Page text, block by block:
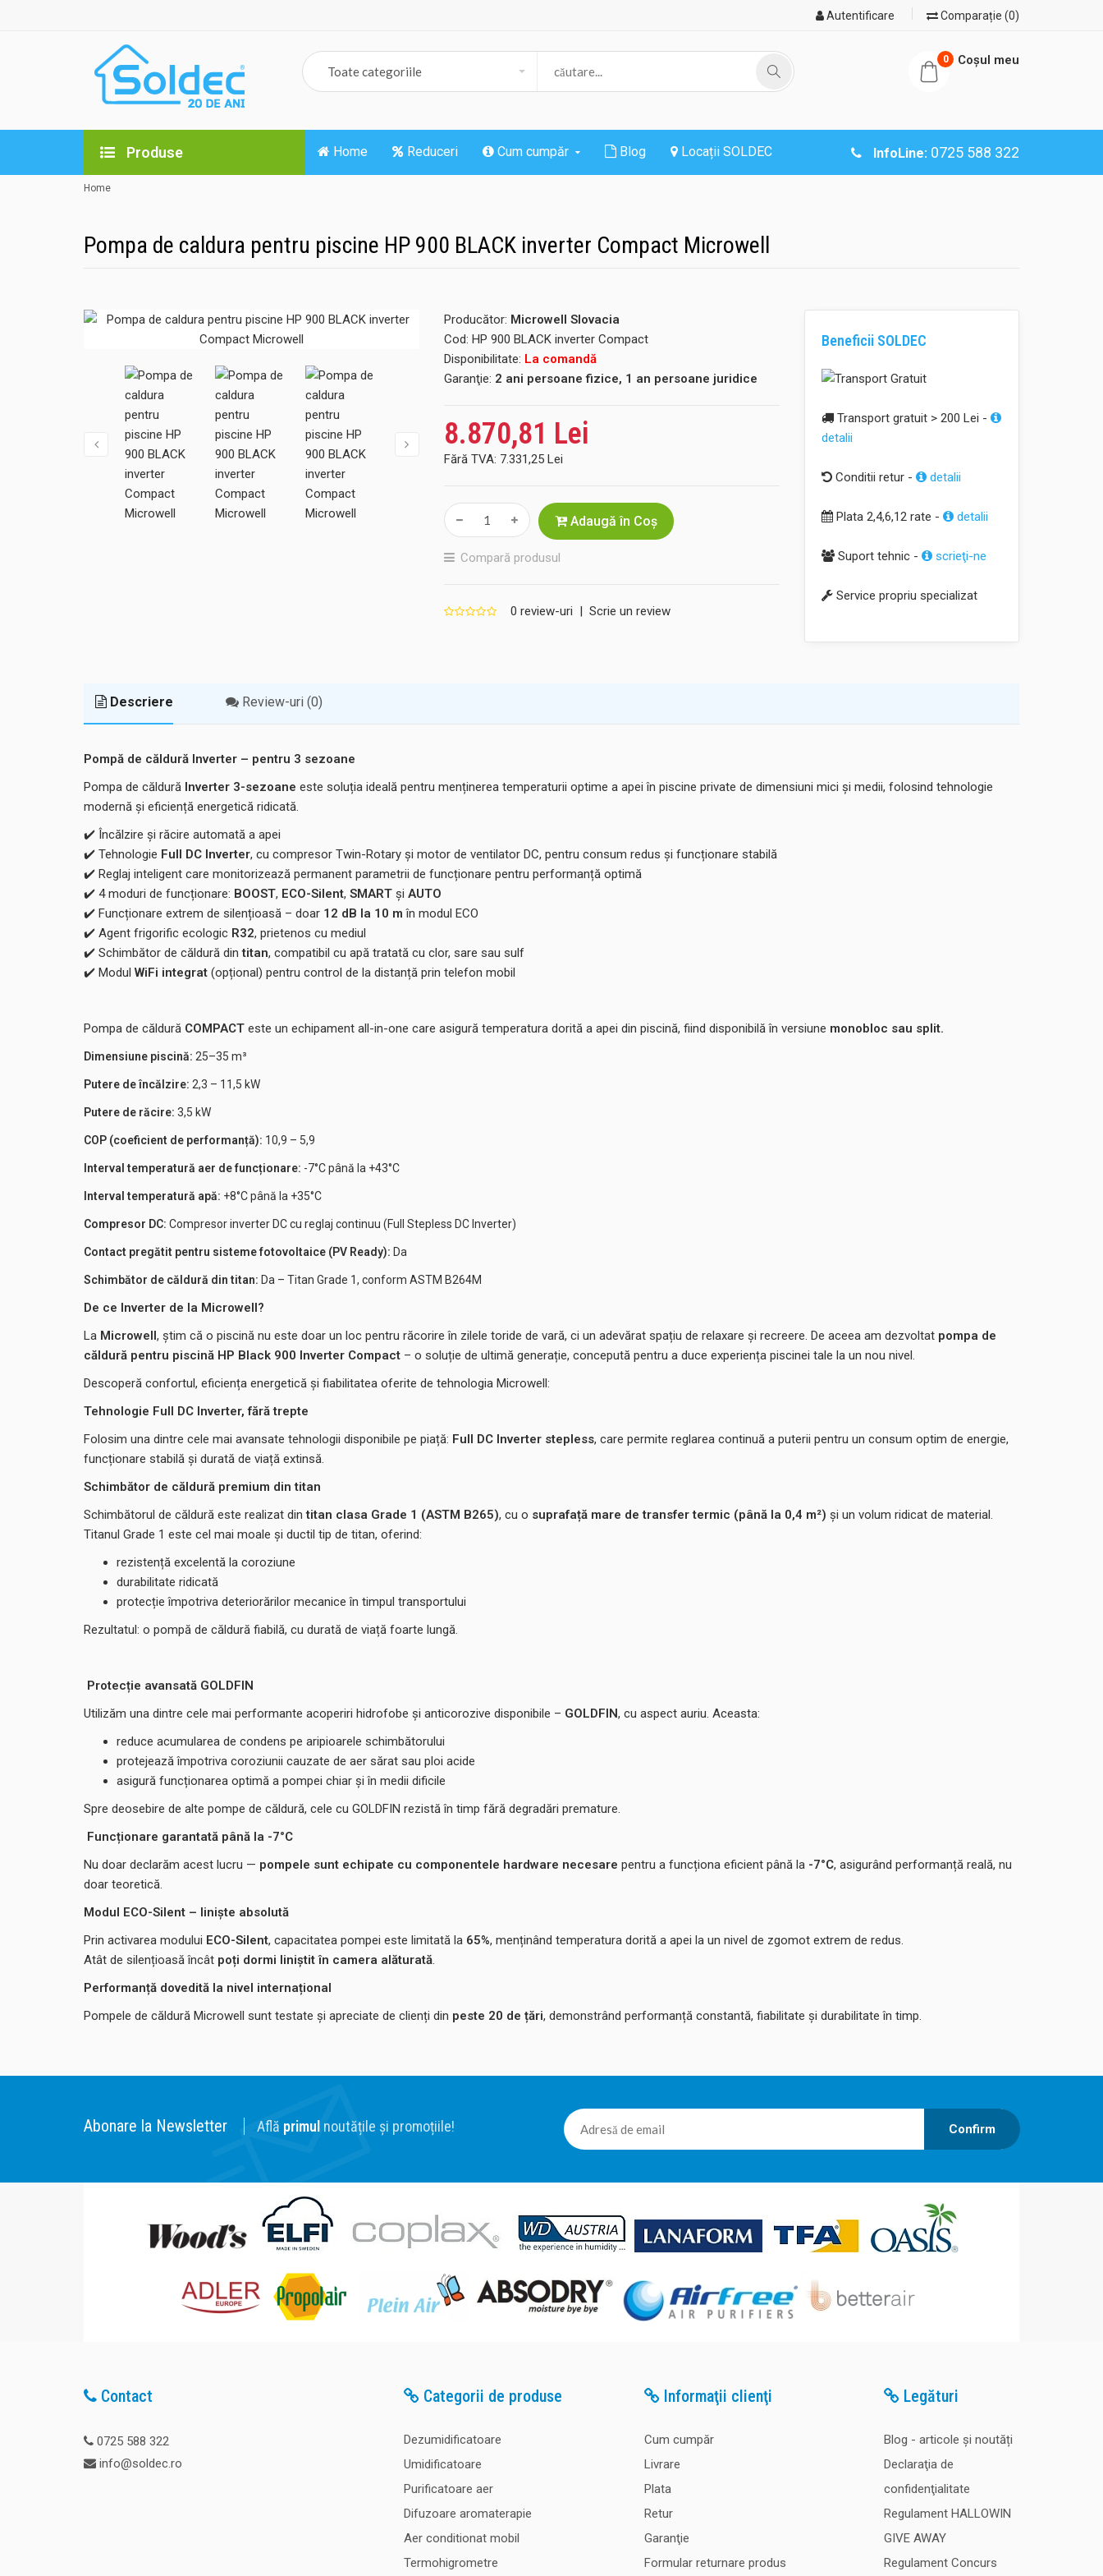
Autentificare Comparație (0)
0 Coşul meu
Produse Home Reduceri Cum cumpăr Blog InfoLine: 0725 588 322
Locații SOLDEC
Home
Pompa de caldura pentru piscine HP 900 BLACK inverter Compact Microwell
Producător: Microwell Slovacia
Cod: HP 900 BLACK inverter Compact
Disponibilitate: La comandă
Garanţie: 2 ani persoane fizice, 1 an persoane juridice
8.870,81 Lei
Fără TVA: 7.331,25 Lei
Adaugă în Coş
Compară produsul
0 review-uri | Scrie un review
Beneficii SOLDEC
Transport gratuit > 200 Lei -
detalii
Conditii retur - detalii
Plata 2,4,6,12 rate - detalii
Suport tehnic - scrieţi-ne
Service propriu specializat
Descriere Review-uri (0)
Pompă de căldură Inverter – pentru 3 sezoane
Pompa de căldură Inverter 3-sezoane este soluția ideală pentru menținerea temperaturii optime a apei în piscine private de dimensiuni mici și medii, folosind tehnologie
modernă și eficiență energetică ridicată.
✔️ Încălzire și răcire automată a apei
✔️ Tehnologie Full DC Inverter, cu compresor Twin-Rotary și motor de ventilator DC, pentru consum redus și funcționare stabilă
✔️ Reglaj inteligent care monitorizează permanent parametrii de funcționare pentru performanță optimă
✔️ 4 moduri de funcționare: BOOST, ECO-Silent, SMART și AUTO
✔️ Funcționare extrem de silențioasă – doar 12 dB la 10 m în modul ECO
✔️ Agent frigorific ecologic R32, prietenos cu mediul
✔️ Schimbător de căldură dintitan, compatibil cu apă tratată cu clor, sare sau sulf
✔️ Modul WiFi integrat (opțional) pentru control de la distanță prin telefon mobil
Pompa de căldură COMPACT este un echipament all-in-one care asigură temperatura dorită a apei din piscină, fiind disponibilă în versiune monobloc sau split.
Dimensiune piscină: 25–35 m³
Putere de încălzire: 2,3 – 11,5 kW
Putere de răcire: 3,5 kW
COP (coeficient de performanță): 10,9 – 5,9
Interval temperatură aer de funcționare: -7°C până la +43°C
Interval temperatură apă: +8°C până la +35°C
Compresor DC: Compresor inverter DC cu reglaj continuu (Full Stepless DC Inverter)
Contact pregătit pentru sisteme fotovoltaice (PV Ready): Da
Schimbător de căldură din titan: Da – Titan Grade 1, conform ASTM B264M
De ce Inverter de la Microwell?
La Microwell, știm că o piscină nu este doar un loc pentru răcorire în zilele toride de vară, ci un adevărat spațiu de relaxare și recreere. De aceea am dezvoltat pompa de
căldură pentru piscină HP Black 900 Inverter Compact – o soluție de ultimă generație, concepută pentru a duce experiența piscinei tale la un nou nivel.
Descoperă confortul, eficiența energetică și fiabilitatea oferite de tehnologia Microwell:
Tehnologie Full DC Inverter, fără trepte
Folosim una dintre cele mai avansate tehnologii disponibile pe piață: Full DC Inverter stepless, care permite reglarea continuă a puterii pentru un consum optim de energie,
funcționare stabilă și durată de viață extinsă.
Schimbător de căldură premium din titan
Schimbătorul de căldură este realizat dintitan clasa Grade 1 (ASTM B265), cu o suprafață mare de transfer termic (până la 0,4 m²) și un volum ridicat de material.
Titanul Grade 1 este cel mai moale și ductil tip de titan, oferind:
rezistență excelentă la coroziune
durabilitate ridicată
protecție împotriva deteriorărilor mecanice în timpul transportului
Rezultatul: o pompă de căldură fiabilă, cu durată de viață foarte lungă.
Protecție avansată GOLDFIN
Utilizăm una dintre cele mai performante acoperiri hidrofobe și anticorozive disponibile – GOLDFIN, cu aspect auriu. Aceasta:
reduce acumularea de condens pe aripioarele schimbătorului
protejează împotriva coroziunii cauzate de aer sărat sau ploi acide
asigură funcționarea optimă a pompei chiar și în medii dificile
Spre deosebire de alte pompe de căldură, cele cu GOLDFIN rezistă în timp fără degradări premature.
Funcționare garantată până la -7°C
Nu doar declarăm acest lucru — pompele sunt echipate cu componentele hardware necesare pentru a funcționa eficient până la -7°C, asigurând performanță reală, nu
doar teoretică.
Modul ECO-Silent – liniște absolută
Prin activarea modului ECO-Silent, capacitatea pompei este limitată la 65%, menținând temperatura dorită a apei la un nivel de zgomot extrem de redus.
Atât de silențioasă încât poți dormi liniștit în camera alăturată.
Performanță dovedită la nivel internațional
Pompele de căldură Microwell sunt testate și apreciate de clienți din peste 20 de țări, demonstrând performanță constantă, fiabilitate și durabilitate în timp.
Abonare la Newsletter Află primul noutățile și promoțiile! Confirm
Contact
0725 588 322
info@soldec.ro
Categorii de produse
Dezumidificatoare
Umidificatoare
Purificatoare aer
Difuzoare aromaterapie
Aer conditionat mobil
Termohigrometre
Informaţii clienţi
Cum cumpăr
Livrare
Plata
Retur
Garanţie
Formular returnare produs
Legături
Blog - articole și noutăți
Declaraţia de
confidenţialitate
Regulament HALLOWIN
GIVE AWAY
Regulament Concurs